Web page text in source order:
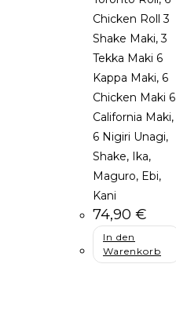
Chicken Roll 3
Shake Maki, 3
Tekka Maki 6
Kappa Maki, 6
Chicken Maki 6
California Maki,
6 Nigiri Unagi,
Shake, Ika,
Maguro, Ebi,
Kani
74,90 €
In den
Warenkorb